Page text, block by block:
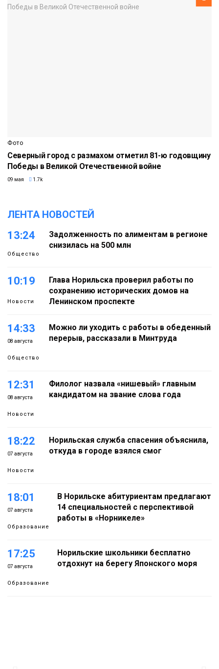
Фото
Северный город с размахом отметил 81-ю годовщину
Победы в Великой Отечественной войне
09 мая 1.7k
ЛЕНТА НОВОСТЕЙ
13:24
Общество
Задолженность по алиментам в регионе
снизилась на 500 млн
10:19
Новости
Глава Норильска проверил работы по
сохранению исторических домов на
Ленинском проспекте
14:33
08 августа
Общество
Можно ли уходить с работы в обеденный
перерыв, рассказали в Минтруда
12:31
08 августа
Новости
Филолог назвала «нишевый» главным
кандидатом на звание слова года
18:22
07 августа
Новости
Норильская служба спасения объяснила,
откуда в городе взялся смог
18:01
07 августа
Образование
В Норильске абитуриентам предлагают
14 специальностей с перспективой
работы в «Норникеле»
17:25
07 августа
Образование
Норильские школьники бесплатно
отдохнут на берегу Японского моря